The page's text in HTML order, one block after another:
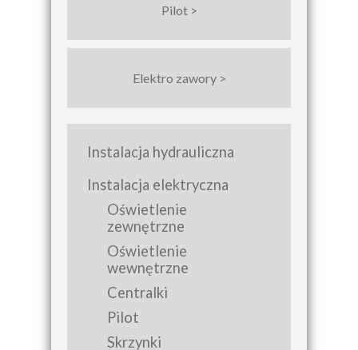
Pilot >
Elektro zawory >
Instalacja hydrauliczna
Instalacja elektryczna
Oświetlenie
zewnętrzne
Oświetlenie
wewnętrzne
Centralki
Pilot
Skrzynki